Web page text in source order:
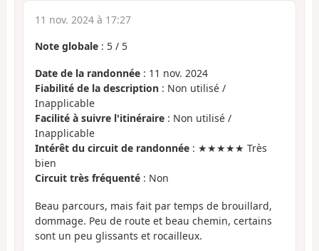
11 nov. 2024 à 17:27
Note globale : 5 / 5
Date de la randonnée : 11 nov. 2024
Fiabilité de la description : Non utilisé /
Inapplicable
Facilité à suivre l'itinéraire : Non utilisé /
Inapplicable
Intérêt du circuit de randonnée : ★★★★★ Très
bien
Circuit très fréquenté : Non
Beau parcours, mais fait par temps de brouillard,
dommage. Peu de route et beau chemin, certains
sont un peu glissants et rocailleux.